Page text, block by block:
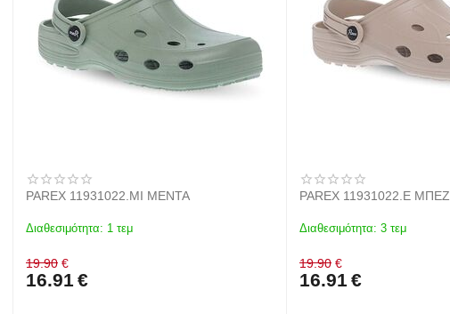
PAREX 11931022.MI ΜΕΝΤΑ
Διαθεσιμότητα: 1 τεμ
19.90 €
16.91 €
PAREX 11931022.E ΜΠΕΖ
Διαθεσιμότητα: 3 τεμ
19.90 €
16.91 €